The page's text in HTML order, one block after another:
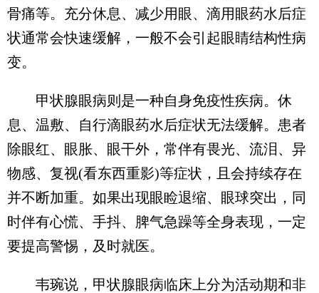
骨痛等。充分休息、减少用眼、滴用眼药水后症
状通常会快速缓解，一般不会引起眼睛结构性病
变。
甲状腺眼病则是一种自身免疫性疾病。休
息、温敷、自行滴眼药水后症状无法缓解。患者
除眼红、眼胀、眼干外，常伴有畏光、流泪、异
物感、复视(看东西重影)等症状，且会持续存在
并不断加重。如果出现眼睑退缩、眼球突出，同
时伴有心慌、手抖、脾气急躁等全身表现，一定
要提高警惕，及时就医。
韦琬说，甲状腺眼病临床上分为活动期和非